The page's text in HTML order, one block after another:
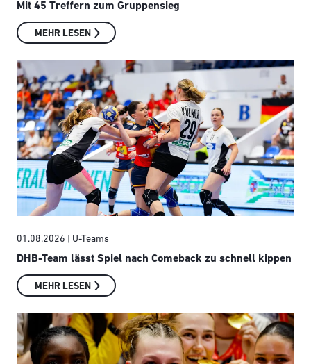
Mit 45 Treffern zum Gruppensieg
MEHR LESEN
01.08.2026 | U-Teams
DHB-Team lässt Spiel nach Comeback zu schnell kippen
MEHR LESEN